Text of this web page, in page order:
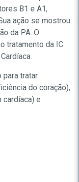
B1 e A1,
ação se mostrou
da PA. O
tratamento da IC
para tratar
do coração),
cardíaca) e